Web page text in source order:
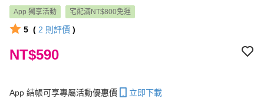
App 獨享活動 宅配滿NT$800免運
5 ( 2 則評價 )
NT$590
App 結帳可享專屬活動優惠價
立即下載